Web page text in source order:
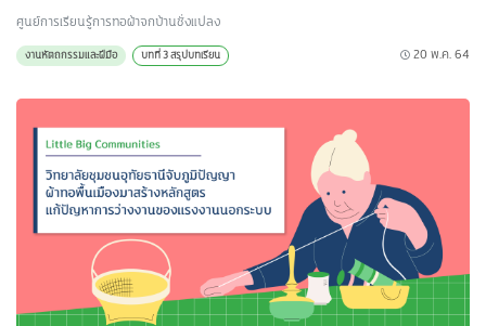
ศูนย์การเรียนรู้การทอผ้าจกบ้านชั่งแปลง
งานหัตถกรรมและฝีมือ บทที่ 3 สรุปบทเรียน 20 พ.ค. 64